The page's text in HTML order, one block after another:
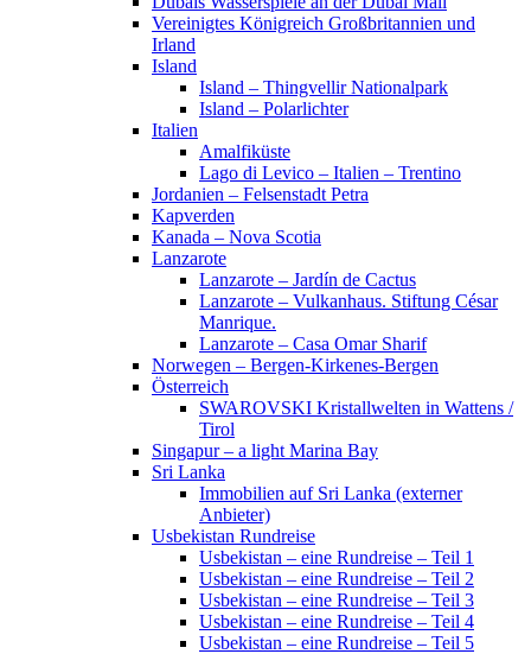
Vereinigtes Königreich Großbritannien und
Irland
Island
Island – Thingvellir Nationalpark
Island – Polarlichter
Italien
Amalfiküste
Lago di Levico – Italien – Trentino
Jordanien – Felsenstadt Petra
Kapverden
Kanada – Nova Scotia
Lanzarote
Lanzarote – Jardín de Cactus
Lanzarote – Vulkanhaus. Stiftung César
Manrique.
Lanzarote – Casa Omar Sharif
Norwegen – Bergen-Kirkenes-Bergen
Österreich
SWAROVSKI Kristallwelten in Wattens /
Tirol
Singapur – a light Marina Bay
Sri Lanka
Immobilien auf Sri Lanka (externer
Anbieter)
Usbekistan Rundreise
Usbekistan – eine Rundreise – Teil 1
Usbekistan – eine Rundreise – Teil 2
Usbekistan – eine Rundreise – Teil 3
Usbekistan – eine Rundreise – Teil 4
Usbekistan – eine Rundreise – Teil 5